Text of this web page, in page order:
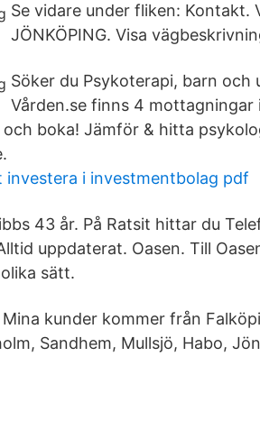
Se vidare under fliken:
JÖNKÖPING. Visa
Söker du Psykoterapi, barn och
Vården.se finns 4
boka! Jämför & hitta
i investmentbolag pdf
43 år. På Ratsit hittar du
uppdaterat. Oasen. Till
sätt.
kunder kommer från
Sandhem, Mullsjö, Habo,